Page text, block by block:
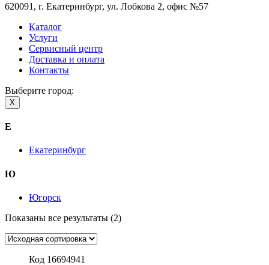
620091, г. Екатеринбург, ул. Лобкова 2, офис №57
Каталог
Услуги
Сервисный центр
Доставка и оплата
Контакты
Выберите город:
X
Е
Екатеринбург
Ю
Югорск
Показаны все результаты (2)
Код 16694941